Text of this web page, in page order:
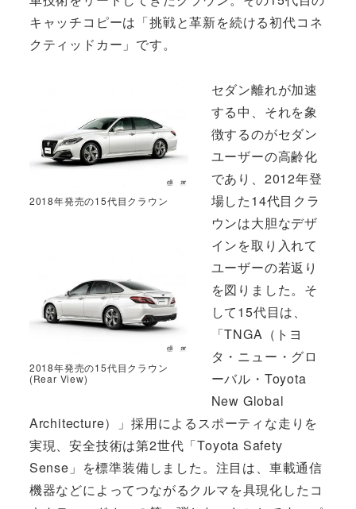
キャッチコピーは「挑戦と革新を続ける初代コネ
クティッドカー」です。
2018年発売の15代目クラウン
2018年発売の15代目クラウン
(Rear View)
セダン離れが加速
する中、それを象
徴するのがセダン
ユーザーの高齢化
であり、2012年登
場した14代目クラ
ウンは大胆なデザ
インを取り入れて
ユーザーの若返り
を図りました。そ
して15代目は、
「TNGA（トヨ
タ・ニュー・グロ
ーバル・Toyota
New Global
Architecture）」採用によるスポーティな走りを
実現、安全技術は第2世代「Toyota Safety
Sense」を標準装備しました。注目は、車載通信
機器などによってつながるクルマを具現化したコ